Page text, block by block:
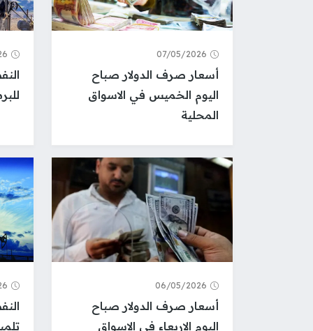
07/05/2026
أسعار صرف الدولار صباح
اليوم الخميس في الاسواق
المحلية
06/05/2026
أسعار صرف الدولار صباح
اليوم الاربعاء في الاسواق